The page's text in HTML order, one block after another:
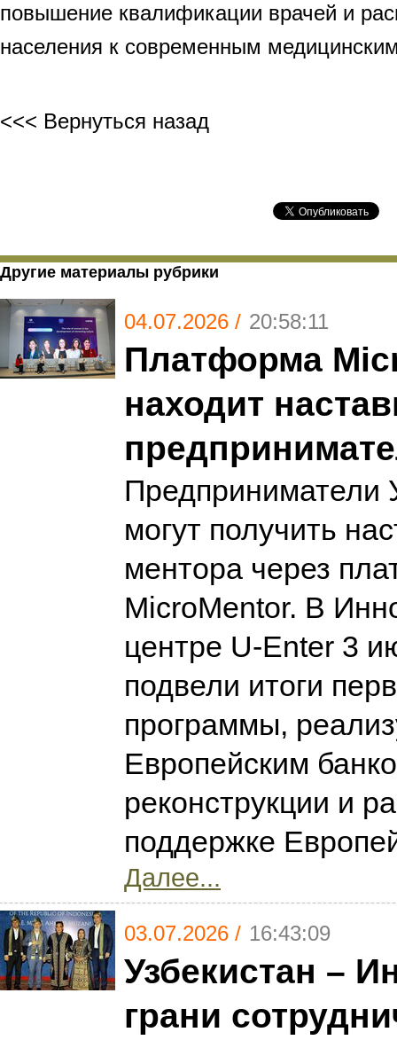
повышение квалификации врачей и
населения к современным
<<< Вернуться назад
Другие материалы рубрики
04.07.2026 / 20:58:11
Платформа
находит
Предприниматели
могут получить
ментора через
MicroMentor. В
центре U-Enter 3
подвели итоги
программы,
Европейским
реконструкции и
поддержке
Далее...
03.07.2026 / 16:43:09
Узбекистан –
грани